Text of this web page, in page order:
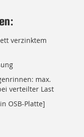
verteilter Last